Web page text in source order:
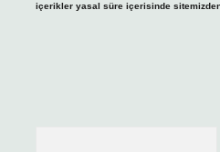
içerikler yasal süre içerisinde sitemizden